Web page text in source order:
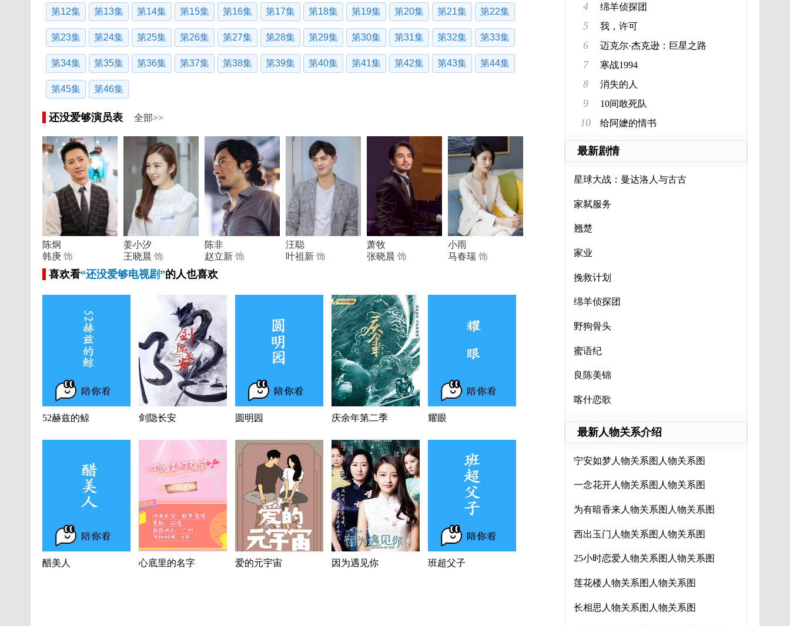
第12集 第13集 第14集 第15集 第16集 第17集 第18集 第19集 第20集 第21集 第22集
第23集 第24集 第25集 第26集 第27集 第28集 第29集 第30集 第31集 第32集 第33集
第34集 第35集 第36集 第37集 第38集 第39集 第40集 第41集 第42集 第43集 第44集
第45集 第46集
还没爱够演员表 全部>>
陈炯
韩庚 饰
姜小汐
王晓晨 饰
陈非
赵立新 饰
汪聪
叶祖新 饰
萧牧
张晓晨 饰
小雨
马春瑞 饰
喜欢看“还没爱够电视剧”的人也喜欢
52赫兹的鲸 剑隐长安 圆明园 庆余年第二季 耀眼
醋美人 心底里的名字 爱的元宇宙 因为遇见你 班超父子
4 绵羊侦探团
5 我，许可
6 迈克尔·杰克逊：巨星之路
7 寒战1994
8 消失的人
9 10间敢死队
10 给阿嬷的情书
最新剧情
星球大战：曼达洛人与古古
家弑服务
翘楚
家业
挽救计划
绵羊侦探团
野狗骨头
蜜语纪
良陈美锦
喀什恋歌
最新人物关系介绍
宁安如梦人物关系图人物关系图
一念花开人物关系图人物关系图
为有暗香来人物关系图人物关系图
西出玉门人物关系图人物关系图
25小时恋爱人物关系图人物关系图
莲花楼人物关系图人物关系图
长相思人物关系图人物关系图